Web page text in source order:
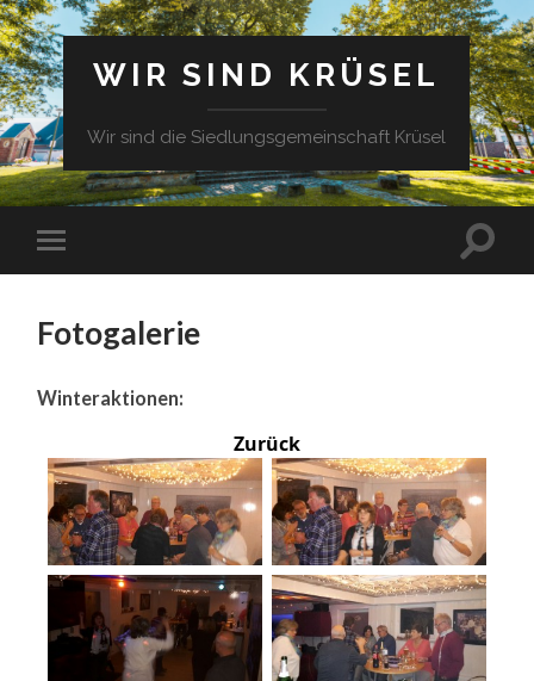
WIR SIND KRÜSEL
Wir sind die Siedlungsgemeinschaft Krüsel
Fotogalerie
Winteraktionen:
Zurück